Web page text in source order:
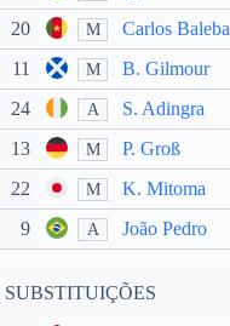
20 M Carlos Baleba
11 M B. Gilmour
24 A S. Adingra
13 M P. Groß
22 M K. Mitoma
9 A João Pedro
SUBSTITUIÇÕES